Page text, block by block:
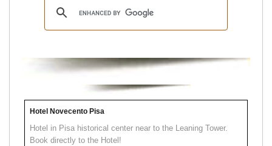
Hotel Novecento Pisa
Hotel in Pisa historical center near to the Leaning Tower.
Book directly to the Hotel!